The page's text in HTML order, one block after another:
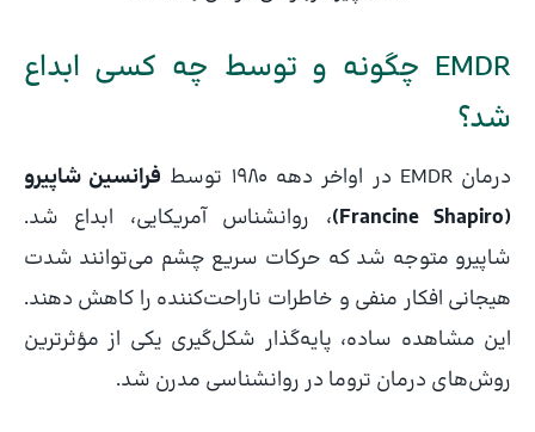
EMDR چگونه و توسط چه کسی ابداع
شد؟
درمان EMDR در اواخر دهه ۱۹۸۰ توسط
فرانسین شاپیرو
(Francine Shapiro)
، روانشناس آمریکایی، ابداع شد.
شاپیرو متوجه شد که حرکات سریع چشم می‌توانند شدت
هیجانی افکار منفی و خاطرات ناراحت‌کننده را کاهش دهند.
این مشاهده ساده، پایه‌گذار شکل‌گیری یکی از مؤثرترین
روش‌های درمان تروما در روانشناسی مدرن شد.